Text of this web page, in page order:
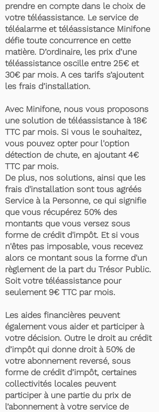
prendre en compte dans le choix de
votre téléassistance. Le service de
téléalarme et téléassistance Minifone
défie toute concurrence en cette
matière. D’ordinaire, les prix d’une
téléassistance oscille entre 25€ et
30€ par mois. A ces tarifs s’ajoutent
les frais d’installation.
Avec Minifone, nous vous proposons
une solution de téléassistance à 18€
TTC par mois. Si vous le souhaitez,
vous pouvez opter pour l'option
détection de chute, en ajoutant 4€
TTC par mois.
De plus, nos solutions, ainsi que les
frais d'installation sont tous agréés
Service à la Personne, ce qui signifie
que vous récupérez 50% des
montants que vous versez sous
forme de crédit d'impôt. Et si vous
n'êtes pas imposable, vous recevez
alors ce montant sous la forme d'un
règlement de la part du Trésor Public.
Soit votre téléassistance pour
seulement 9€ TTC par mois.
Les aides financières peuvent
également vous aider et participer à
votre décision. Outre le droit au crédit
d’impôt qui donne droit à 50% de
votre abonnement reversé, sous
forme de crédit d’impôt, certaines
collectivités locales peuvent
participer à une partie du prix de
l’abonnement à votre service de